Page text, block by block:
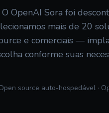
O OpenAI Sora foi
mais de 20
e comerciais —
conforme suas
source auto-hospedável ·